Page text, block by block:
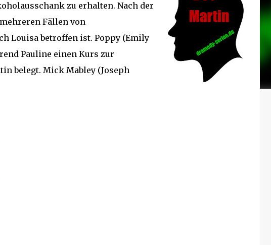
zu erhalten. Nach der
Fällen von
Louisa betroffen ist. Poppy (Emily
Pauline einen Kurs zur
belegt. Mick Mabley (Joseph